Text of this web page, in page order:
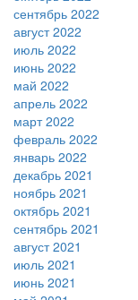
сентябрь 2022
август 2022
июль 2022
июнь 2022
май 2022
апрель 2022
март 2022
февраль 2022
январь 2022
декабрь 2021
ноябрь 2021
октябрь 2021
сентябрь 2021
август 2021
июль 2021
июнь 2021